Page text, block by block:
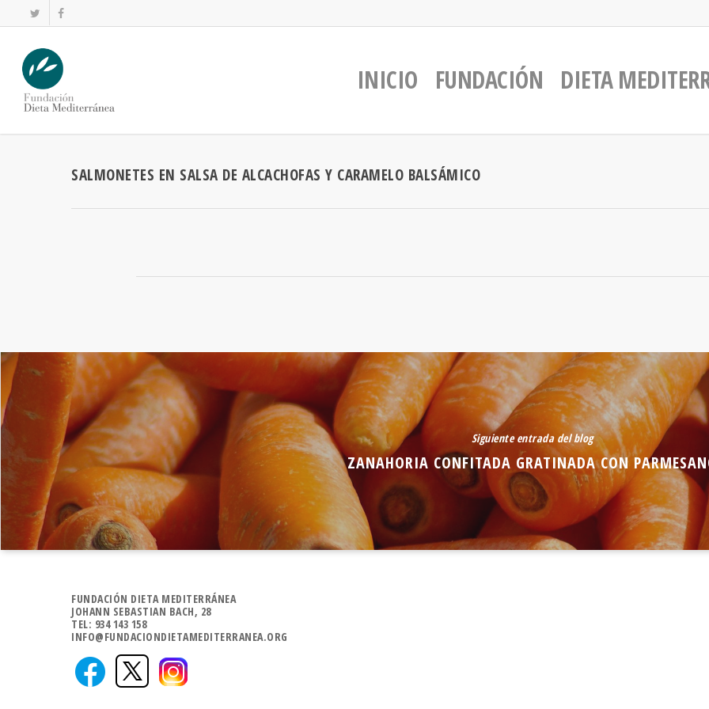
INICIO FUNDACIÓN DIETA
SALMONETES EN SALSA DE ALCACHOFAS Y CARAMELO BALSÁMICO
Siguiente entrada del blog
ZANAHORIA CONFITADA GRATINADA CON
FUNDACIÓN DIETA MEDITERRÁNEA
JOHANN SEBASTIAN BACH, 28
TEL: 934 143 158
INFO@FUNDACIONDIETAMEDITERRANEA.ORG